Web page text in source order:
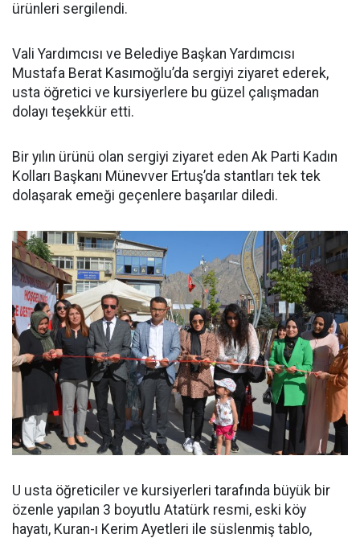
ürünleri sergilendi.
Vali Yardımcısı ve Belediye Başkan Yardımcısı
Mustafa Berat Kasımoğlu’da sergiyi ziyaret ederek,
usta öğretici ve kursiyerlere bu güzel çalışmadan
dolayı teşekkür etti.
Bir yılın ürünü olan sergiyi ziyaret eden Ak Parti Kadın
Kolları Başkanı Münevver Ertuş’da stantları tek tek
dolaşarak emeği geçenlere başarılar diledi.
U usta öğreticiler ve kursiyerleri tarafında büyük bir
özenle yapılan 3 boyutlu Atatürk resmi, eski köy
hayatı, Kuran-ı Kerim Ayetleri ile süslenmiş tablo,